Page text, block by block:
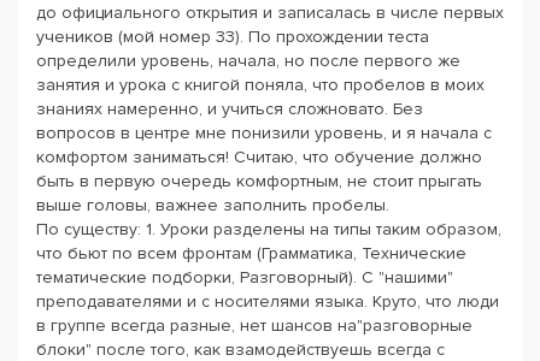
до официального открытия и записалась в числе первых
учеников (мой номер 33). По прохождении теста
определили уровень, начала, но после первого же
занятия и урока с книгой поняла, что пробелов в моих
знаниях намеренно, и учиться сложновато. Без
вопросов в центре мне понизили уровень, и я начала с
комфортом заниматься! Считаю, что обучение должно
быть в первую очередь комфортным, не стоит прыгать
выше головы, важнее заполнить пробелы.
По существу: 1. Уроки разделены на типы таким образом,
что бьют по всем фронтам (Грамматика, Технические
тематические подборки, Разговорный). С "нашими"
преподавателями и с носителями языка. Круто, что люди
в группе всегда разные, нет шансов на"разговорные
блоки" после того, как взамодействуешь всегда с